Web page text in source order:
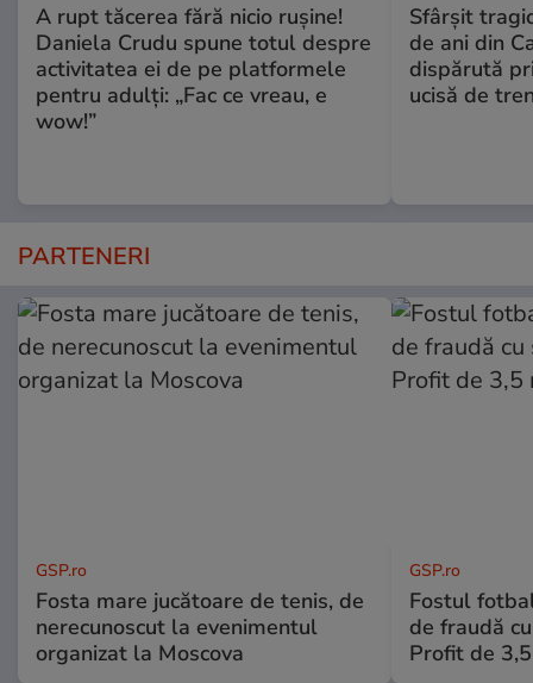
A rupt tăcerea fără nicio rușine!
Daniela Crudu spune totul despre
activitatea ei de pe platformele
pentru adulți: „Fac ce vreau, e
wow!”
Sfârşit
de ani din
dispărută
ucisă de
PARTENERI
GSP.ro
Fosta mare jucătoare de tenis, de
nerecunoscut la evenimentul
organizat la Moscova
GSP.ro
Fostul
de fraudă
Profit de